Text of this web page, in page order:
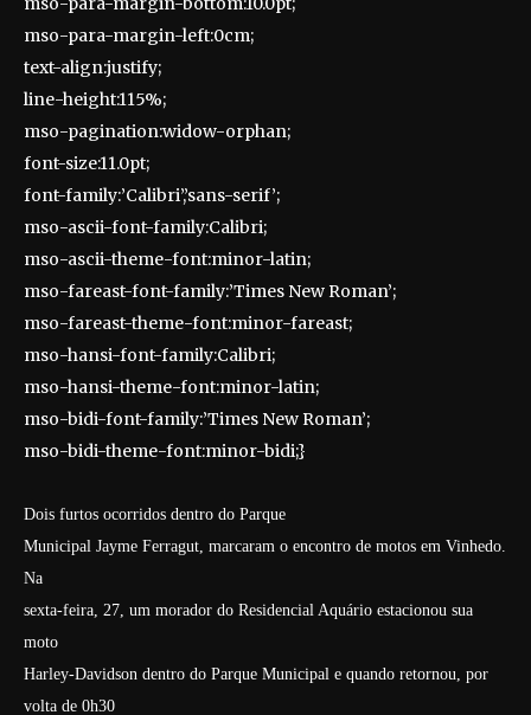
mso-para-margin-left:0cm;
text-align:justify;
line-height:115%;
mso-pagination:widow-orphan;
font-size:11.0pt;
font-family:’Calibri’,’sans-serif’;
mso-ascii-font-family:Calibri;
mso-ascii-theme-font:minor-latin;
mso-fareast-font-family:’Times New Roman’;
mso-fareast-theme-font:minor-fareast;
mso-hansi-font-family:Calibri;
mso-hansi-theme-font:minor-latin;
mso-bidi-font-family:’Times New Roman’;
mso-bidi-theme-font:minor-bidi;}
Dois furtos ocorridos dentro do Parque
Municipal Jayme Ferragut, marcaram o encontro de motos em Vinhedo.
Na
sexta-feira, 27, um morador do Residencial Aquário estacionou sua
moto
Harley-Davidson dentro do Parque Municipal e quando retornou, por
volta de 0h30